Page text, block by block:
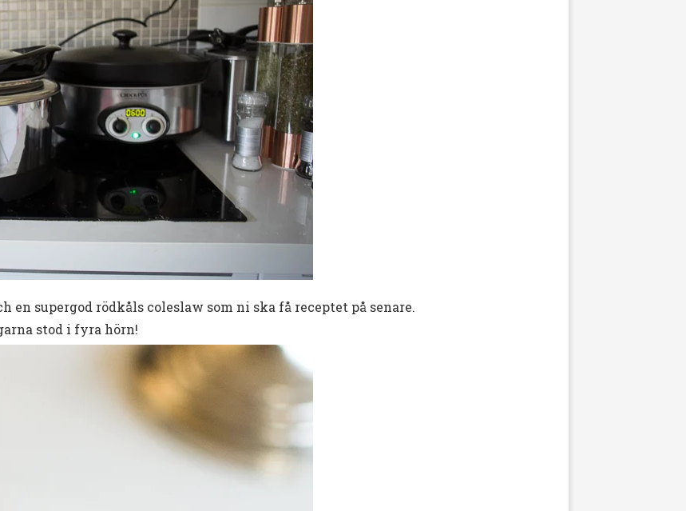
en supergod rödkåls coleslaw som ni ska få receptet på senare.
stod i fyra hörn!